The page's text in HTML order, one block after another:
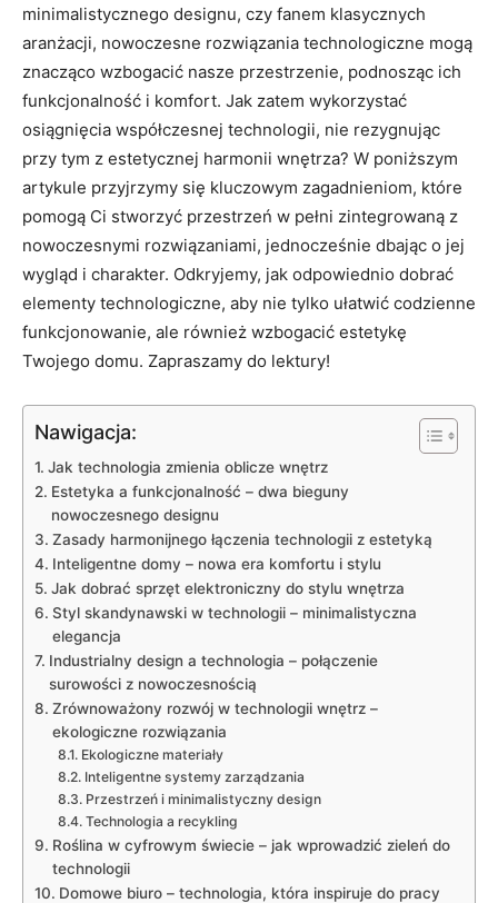
minimalistycznego ​designu, czy fanem klasycznych
aranżacji, nowoczesne‌ rozwiązania technologiczne mogą
znacząco ‌wzbogacić nasze przestrzenie,​ podnosząc ich
funkcjonalność i komfort. Jak zatem wykorzystać​
osiągnięcia współczesnej technologii, nie rezygnując
przy tym z estetycznej harmonii wnętrza? W poniższym
artykule przyjrzymy się kluczowym ⁤zagadnieniom, które
pomogą Ci stworzyć przestrzeń w pełni zintegrowaną z
nowoczesnymi rozwiązaniami, jednocześnie dbając o jej
wygląd i‌ charakter. Odkryjemy, jak odpowiednio​ dobrać⁣
elementy​ technologiczne, aby nie ​tylko ułatwić codzienne​
funkcjonowanie,​ ale również wzbogacić estetykę
Twojego domu. Zapraszamy do lektury!
Nawigacja:
Jak technologia zmienia oblicze ⁢wnętrz
Estetyka a funkcjonalność – ⁣dwa⁤ bieguny
nowoczesnego designu
Zasady harmonijnego łączenia technologii z estetyką
Inteligentne domy – nowa era komfortu i stylu
Jak dobrać sprzęt elektroniczny do stylu wnętrza
Styl skandynawski w technologii – minimalistyczna
elegancja
Industrialny design a technologia – połączenie
surowości z nowoczesnością
Zrównoważony rozwój w technologii wnętrz –
ekologiczne rozwiązania
Ekologiczne ‍materiały
Inteligentne systemy zarządzania
Przestrzeń i minimalistyczny design
Technologia a recykling
Roślina w​ cyfrowym świecie – jak wprowadzić zieleń do⁤
technologii
Domowe ​biuro ⁣– technologia, która inspiruje do pracy